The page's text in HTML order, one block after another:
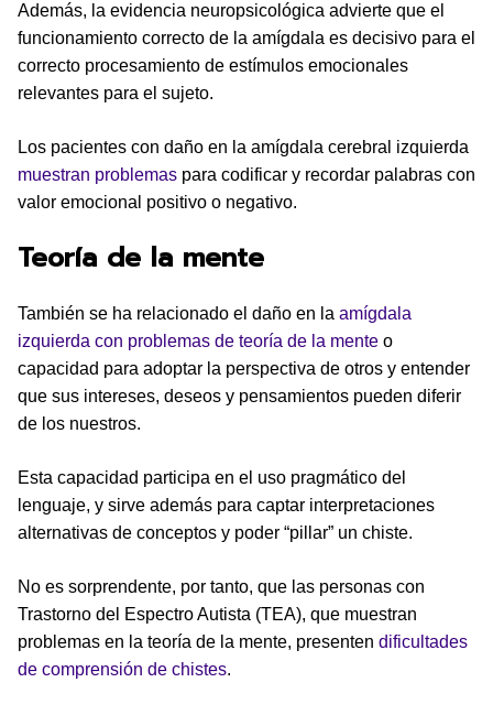
Además, la evidencia neuropsicológica advierte que el
funcionamiento correcto de la amígdala es decisivo para el
correcto procesamiento de estímulos emocionales
relevantes para el sujeto.
Los pacientes con daño en la amígdala cerebral izquierda
muestran problemas para codificar y recordar palabras con
valor emocional positivo o negativo.
Teoría de la mente
También se ha relacionado el daño en la amígdala
izquierda con problemas de teoría de la mente o
capacidad para adoptar la perspectiva de otros y entender
que sus intereses, deseos y pensamientos pueden diferir
de los nuestros.
Esta capacidad participa en el uso pragmático del
lenguaje, y sirve además para captar interpretaciones
alternativas de conceptos y poder “pillar” un chiste.
No es sorprendente, por tanto, que las personas con
Trastorno del Espectro Autista (TEA), que muestran
problemas en la teoría de la mente, presenten dificultades
de comprensión de chistes.